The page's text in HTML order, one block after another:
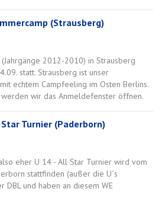
(Strausberg)
2012-2010) in Strausberg
statt. Strausberg ist unser
echtem Campfeeling im Osten Berlins.
wir das Anmeldefenster öffnen.
Turnier (Paderborn)
eher U 14 - All Star Turnier wird vom
stattfinden (außer die U´s
DBL und haben an diesem WE